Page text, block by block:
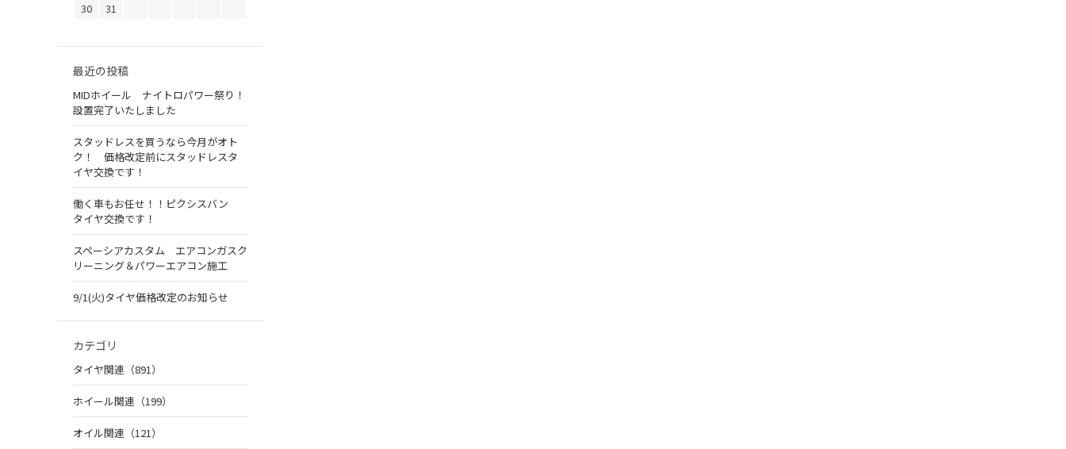
30
31
最近の投稿
MIDホイール ナイトロパワー祭り！
設置完了いたしました
スタッドレスを買うなら今月がオト
ク！ 価格改定前にスタッドレスタ
イヤ交換です！
働く車もお任せ！！ピクシスバン
タイヤ交換です！
スペーシアカスタム エアコンガスク
リーニング＆パワーエアコン施工
9/1(火)タイヤ価格改定のお知らせ
カテゴリ
タイヤ関連（891）
ホイール関連（199）
オイル関連（121）